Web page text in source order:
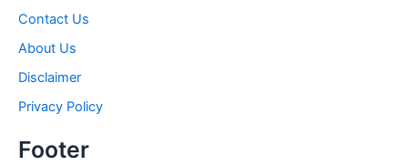
Contact Us
About Us
Disclaimer
Privacy Policy
Footer